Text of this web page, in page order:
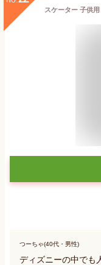
つーちゃ(40代・男性)
ディズニーの中でも